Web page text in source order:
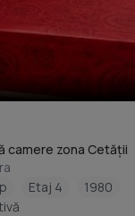
camere zona Cetății
Etaj 4
1980